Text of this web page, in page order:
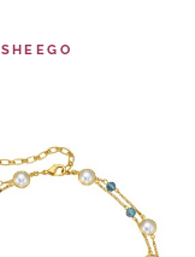
SHEEGO